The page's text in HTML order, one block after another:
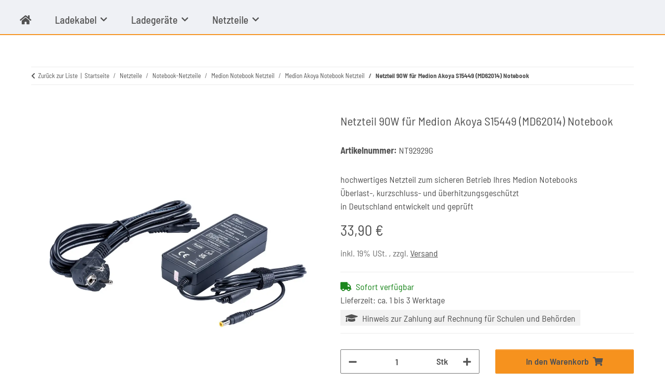
Ladekabel Ladegeräte Netzteile
Zurück zur Liste Startseite Netzteile Notebook-Netzteile Medion Notebook Netzteil Medion Akoya Notebook Netzteil Netzteil 90W für Medion Akoya S15449 (MD62014) Notebook
Netzteil 90W für Medion Akoya S15449 (MD62014) Notebook
Artikelnummer: NT92929G
hochwertiges Netzteil zum sicheren Betrieb Ihres Medion Notebooks
Überlast-, kurzschluss- und überhitzungsgeschützt
in Deutschland entwickelt und geprüft
33,90 €
inkl. 19% USt. , zzgl. Versand
Sofort verfügbar
Lieferzeit: ca. 1 bis 3 Werktage
Hinweis zur Zahlung auf Rechnung für Schulen und Behörden
Stk In den Warenkorb